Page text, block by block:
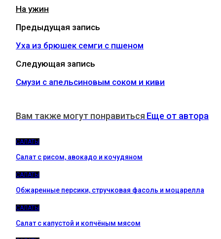
На ужин
Предыдущая запись
Уха из брюшек семги с пшеном
Следующая запись
Смузи с апельсиновым соком и киви
Вам также могут понравиться Еще от автора
САЛАТЫ
Салат с рисом, авокадо и кочудяном
САЛАТЫ
Обжаренные персики, стручковая фасоль и моцарелла
САЛАТЫ
Салат с капустой и копчёным мясом